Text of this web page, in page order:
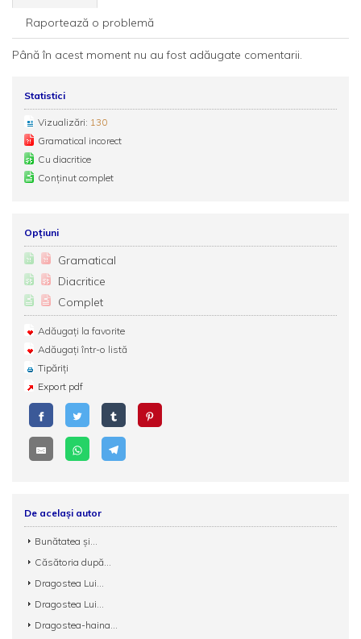
Raportează o problemă
Până în acest moment nu au fost adăugate comentarii.
Statistici
Vizualizări: 130
Gramatical incorect
Cu diacritice
Conținut complet
Opțiuni
Gramatical
Diacritice
Complet
Adăugați la favorite
Adăugați într-o listă
Tipăriți
Export pdf
De același autor
Bunătatea și...
Căsătoria după...
Dragostea Lui...
Dragostea Lui...
Dragostea-haina...